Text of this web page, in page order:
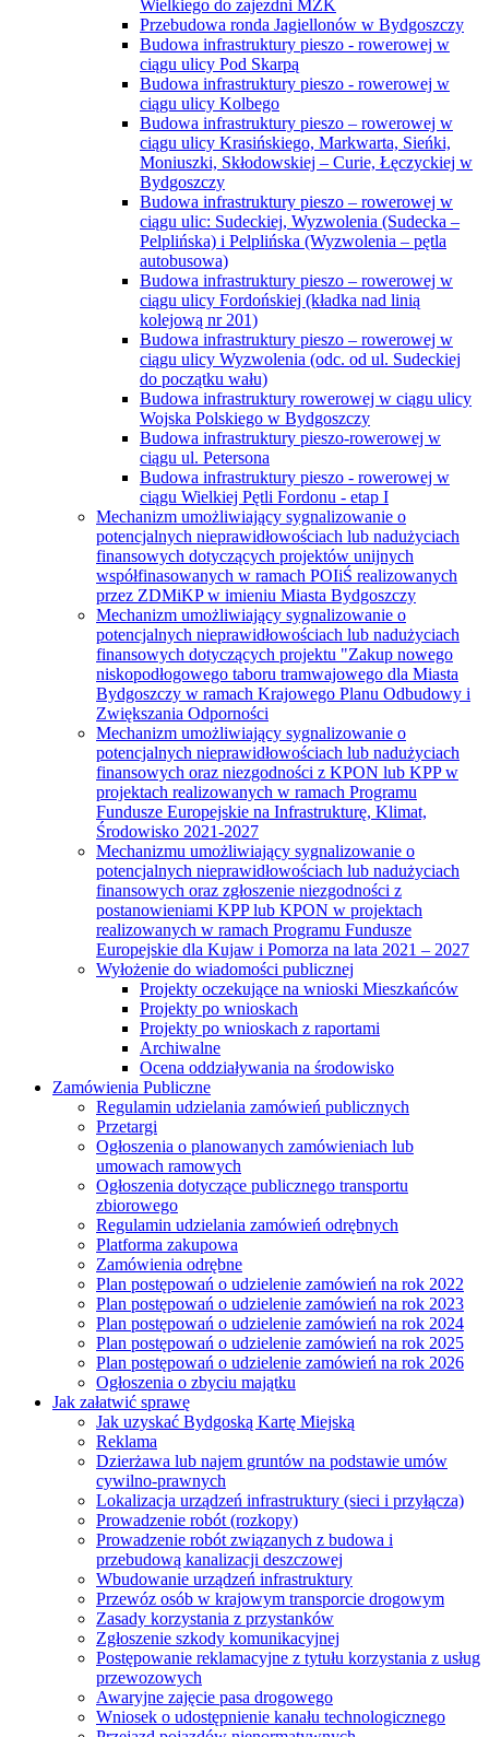
Wielkiego do zajezdni MZK
Przebudowa ronda Jagiellonów w Bydgoszczy
Budowa infrastruktury pieszo - rowerowej w
ciągu ulicy Pod Skarpą
Budowa infrastruktury pieszo - rowerowej w
ciągu ulicy Kolbego
Budowa infrastruktury pieszo – rowerowej w
ciągu ulicy Krasińskiego, Markwarta, Sieńki,
Moniuszki, Skłodowskiej – Curie, Łęczyckiej w
Bydgoszczy
Budowa infrastruktury pieszo – rowerowej w
ciągu ulic: Sudeckiej, Wyzwolenia (Sudecka –
Pelplińska) i Pelplińska (Wyzwolenia – pętla
autobusowa)
Budowa infrastruktury pieszo – rowerowej w
ciągu ulicy Fordońskiej (kładka nad linią
kolejową nr 201)
Budowa infrastruktury pieszo – rowerowej w
ciągu ulicy Wyzwolenia (odc. od ul. Sudeckiej
do początku wału)
Budowa infrastruktury rowerowej w ciągu ulicy
Wojska Polskiego w Bydgoszczy
Budowa infrastruktury pieszo-rowerowej w
ciągu ul. Petersona
Budowa infrastruktury pieszo - rowerowej w
ciągu Wielkiej Pętli Fordonu - etap I
Mechanizm umożliwiający sygnalizowanie o
potencjalnych nieprawidłowościach lub nadużyciach
finansowych dotyczących projektów unijnych
współfinasowanych w ramach POIiŚ realizowanych
przez ZDMiKP w imieniu Miasta Bydgoszczy
Mechanizm umożliwiający sygnalizowanie o
potencjalnych nieprawidłowościach lub nadużyciach
finansowych dotyczących projektu "Zakup nowego
niskopodłogowego taboru tramwajowego dla Miasta
Bydgoszczy w ramach Krajowego Planu Odbudowy i
Zwiększania Odporności
Mechanizm umożliwiający sygnalizowanie o
potencjalnych nieprawidłowościach lub nadużyciach
finansowych oraz niezgodności z KPON lub KPP w
projektach realizowanych w ramach Programu
Fundusze Europejskie na Infrastrukturę, Klimat,
Środowisko 2021-2027
Mechanizmu umożliwiający sygnalizowanie o
potencjalnych nieprawidłowościach lub nadużyciach
finansowych oraz zgłoszenie niezgodności z
postanowieniami KPP lub KPON w projektach
realizowanych w ramach Programu Fundusze
Europejskie dla Kujaw i Pomorza na lata 2021 – 2027
Wyłożenie do wiadomości publicznej
Projekty oczekujące na wnioski Mieszkańców
Projekty po wnioskach
Projekty po wnioskach z raportami
Archiwalne
Ocena oddziaływania na środowisko
Zamówienia Publiczne
Regulamin udzielania zamówień publicznych
Przetargi
Ogłoszenia o planowanych zamówieniach lub
umowach ramowych
Ogłoszenia dotyczące publicznego transportu
zbiorowego
Regulamin udzielania zamówień odrębnych
Platforma zakupowa
Zamówienia odrębne
Plan postępowań o udzielenie zamówień na rok 2022
Plan postępowań o udzielenie zamówień na rok 2023
Plan postępowań o udzielenie zamówień na rok 2024
Plan postępowań o udzielenie zamówień na rok 2025
Plan postępowań o udzielenie zamówień na rok 2026
Ogłoszenia o zbyciu majątku
Jak załatwić sprawę
Jak uzyskać Bydgoską Kartę Miejską
Reklama
Dzierżawa lub najem gruntów na podstawie umów
cywilno-prawnych
Lokalizacja urządzeń infrastruktury (sieci i przyłącza)
Prowadzenie robót (rozkopy)
Prowadzenie robót związanych z budowa i
przebudową kanalizacji deszczowej
Wbudowanie urządzeń infrastruktury
Przewóz osób w krajowym transporcie drogowym
Zasady korzystania z przystanków
Zgłoszenie szkody komunikacyjnej
Postępowanie reklamacyjne z tytułu korzystania z usług
przewozowych
Awaryjne zajęcie pasa drogowego
Wniosek o udostępnienie kanału technologicznego